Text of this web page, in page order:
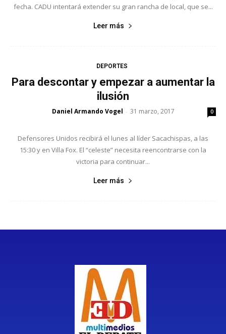
fecha. CADU intentará extender su gran rancha de local, que se...
Leer más
DEPORTES
Para descontar y empezar a aumentar la
ilusión
Daniel Armando Vogel - 31 marzo, 2017 0
Defensores Unidos recibirá el lunes al líder Sacachispas, a las
15:30 y en Villa Fox. El “celeste” necesita reencontrarse con la
victoria para continuar...
Leer más